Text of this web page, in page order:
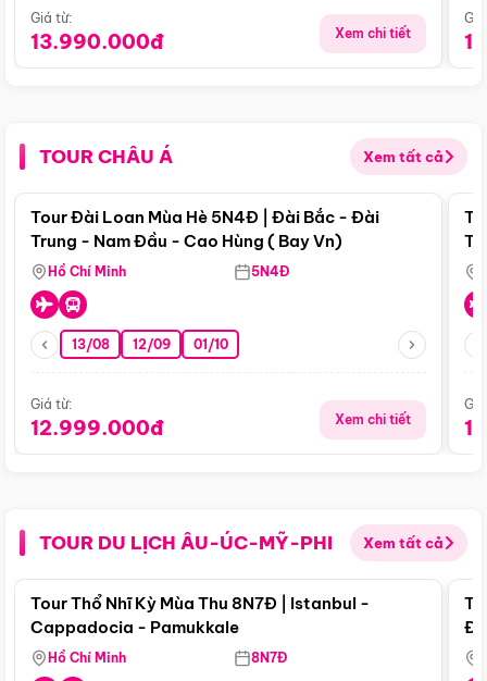
Giá từ:
13.990.000đ Xem chi tiết
TOUR CHÂU Á Xem tất cả
Điểm nổi bật
Tour Đài Loan Mùa Hè 5N4Đ | Đài Bắc - Đài
Trung - Nam Đầu - Cao Hùng ( Bay Vn)
Hồ Chí Minh 5N4Đ
13/08 12/09 01/10
Giá từ:
12.999.000đ Xem chi tiết
TOUR DU LỊCH ÂU-ÚC-MỸ-PHI Xem tất cả
Điểm nổi bật
Tour Thổ Nhĩ Kỳ Mùa Thu 8N7Đ | Istanbul -
Cappadocia - Pamukkale
Hồ Chí Minh 8N7Đ